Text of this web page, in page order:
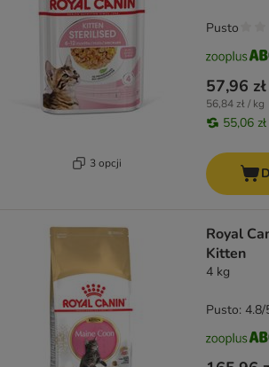
3 opcji
57,96 zł
56,84 zł / kg
55,06 zł
Pusto
Royal
Kitten
4 kg
Pusto: 4.8/